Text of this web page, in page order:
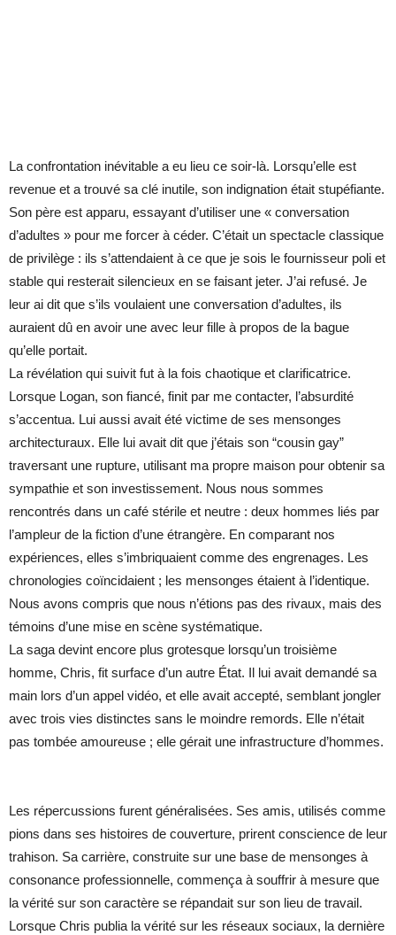
La confrontation inévitable a eu lieu ce soir-là. Lorsqu’elle est
revenue et a trouvé sa clé inutile, son indignation était stupéfiante.
Son père est apparu, essayant d’utiliser une « conversation
d’adultes » pour me forcer à céder. C’était un spectacle classique
de privilège : ils s’attendaient à ce que je sois le fournisseur poli et
stable qui resterait silencieux en se faisant jeter. J’ai refusé. Je
leur ai dit que s’ils voulaient une conversation d’adultes, ils
auraient dû en avoir une avec leur fille à propos de la bague
qu’elle portait.
La révélation qui suivit fut à la fois chaotique et clarificatrice.
Lorsque Logan, son fiancé, finit par me contacter, l’absurdité
s’accentua. Lui aussi avait été victime de ses mensonges
architecturaux. Elle lui avait dit que j’étais son “cousin gay”
traversant une rupture, utilisant ma propre maison pour obtenir sa
sympathie et son investissement. Nous nous sommes
rencontrés dans un café stérile et neutre : deux hommes liés par
l’ampleur de la fiction d’une étrangère. En comparant nos
expériences, elles s’imbriquaient comme des engrenages. Les
chronologies coïncidaient ; les mensonges étaient à l’identique.
Nous avons compris que nous n’étions pas des rivaux, mais des
témoins d’une mise en scène systématique.
La saga devint encore plus grotesque lorsqu’un troisième
homme, Chris, fit surface d’un autre État. Il lui avait demandé sa
main lors d’un appel vidéo, et elle avait accepté, semblant jongler
avec trois vies distinctes sans le moindre remords. Elle n’était
pas tombée amoureuse ; elle gérait une infrastructure d’hommes.
Les répercussions furent généralisées. Ses amis, utilisés comme
pions dans ses histoires de couverture, prirent conscience de leur
trahison. Sa carrière, construite sur une base de mensonges à
consonance professionnelle, commença à souffrir à mesure que
la vérité sur son caractère se répandait sur son lieu de travail.
Lorsque Chris publia la vérité sur les réseaux sociaux, la dernière